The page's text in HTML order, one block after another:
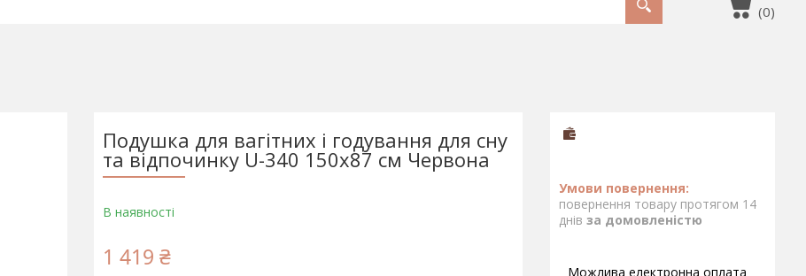
Подушка для вагітних і годування для сну
та відпочинку U-340 150х87 см Червона
В наявності
1 419 ₴
повернення товару протягом 14
днів за домовленістю